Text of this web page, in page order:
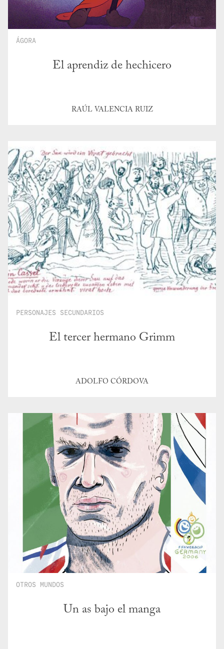
ÁGORA
El aprendiz de hechicero
RAÚL VALENCIA RUIZ
PERSONAJES SECUNDARIOS
El tercer hermano Grimm
ADOLFO CÓRDOVA
OTROS MUNDOS
Un as bajo el manga